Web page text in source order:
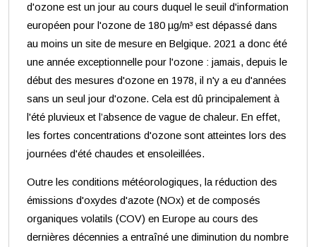
d'ozone est un jour au cours duquel le seuil d'information
européen pour l'ozone de 180 µg/m³ est dépassé dans
au moins un site de mesure en Belgique. 2021 a donc été
une année exceptionnelle pour l'ozone : jamais, depuis le
début des mesures d'ozone en 1978, il n'y a eu d'années
sans un seul jour d'ozone. Cela est dû principalement à
l'été pluvieux et l’absence de vague de chaleur. En effet,
les fortes concentrations d'ozone sont atteintes lors des
journées d'été chaudes et ensoleillées.
Outre les conditions météorologiques, la réduction des
émissions d'oxydes d'azote (NOx) et de composés
organiques volatils (COV) en Europe au cours des
dernières décennies a entraîné une diminution du nombre